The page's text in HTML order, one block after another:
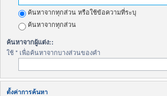
ค้นหาจากทุกส่วน หรือใช้ข้อความที่ระบุ
ค้นหาจากทุกส่วน
ค้นหาจากผู้แต่ง::
ใช้ * เพื่อค้นหาจากบางส่วนของคำ
ตั้งค่าการค้นหา